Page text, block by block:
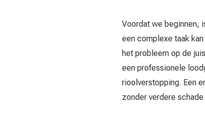
Voordat we beginnen,
een complexe taak
het probleem op de
een professionele
rioolverstopping. Een
zonder verdere